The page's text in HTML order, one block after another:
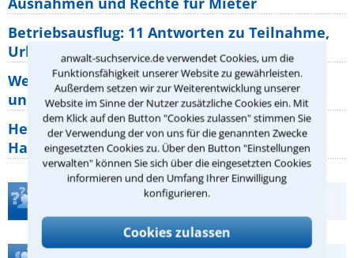
anwalt-suchservice.de verwendet Cookies, um die
Funktionsfähigkeit unserer Website zu gewährleisten.
Außerdem setzen wir zur Weiterentwicklung unserer
Website im Sinne der Nutzer zusätzliche Cookies ein. Mit
dem Klick auf den Button "Cookies zulassen" stimmen Sie
der Verwendung der von uns für die genannten Zwecke
eingesetzten Cookies zu. Über den Button "Einstellungen
verwalten" können Sie sich über die eingesetzten Cookies
informieren und den Umfang Ihrer Einwilligung
konfigurieren.
Cookies zulassen
Betriebsausflug: 11 Antworten zu Teilnahme,
Urlaub, Arbeitszeit
Welche Rechte hat der Käufer eines Pferdes
und wie macht man sie
Heizungsaustausch abgesagt: Was müssen
Hauseigentümer jetzt zum Thema
Teste Dein Rechtswissen